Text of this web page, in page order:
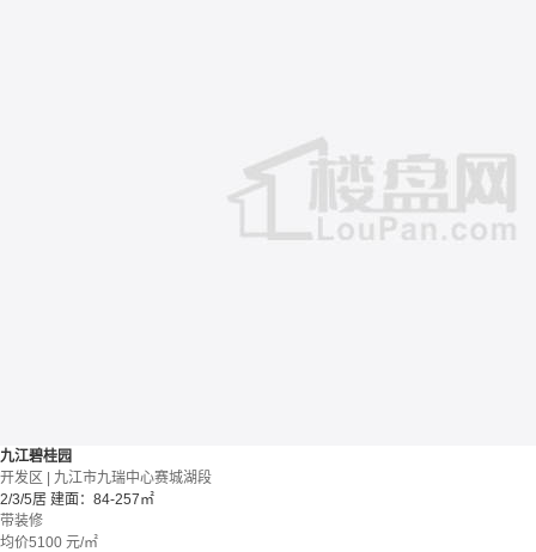
九江碧桂园
开发区 | 九江市九瑞中心赛城湖段
2/3/5居 建面：84-257㎡
带装修
均价5100 元/㎡